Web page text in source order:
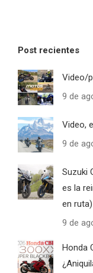
Post recientes
Video/
9 de
Video,
9 de
Suzuki
es la
en ruta)
9 de
Honda